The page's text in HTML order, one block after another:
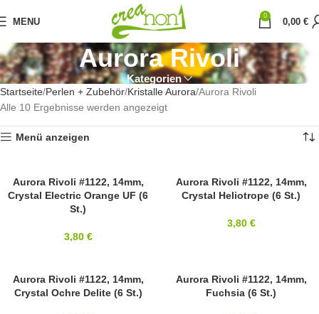
MENU
0
0,00 €
Aurora Rivoli
Kategorien
Startseite Perlen + Zubehör Kristalle Aurora Aurora Rivoli
Alle 10 Ergebnisse werden angezeigt
Menü anzeigen
18MM
AURORA
Aurora Rivoli #1122, 14mm,
Crystal Electric Orange UF (6
St.)
3,80 €
SOLD OUT
18MM
Aurora Rivoli #1122, 14mm,
Crystal Heliotrope (6 St.)
3,80 €
14MM
AURORA
Aurora Rivoli #1122, 14mm,
Crystal Ochre Delite (6 St.)
14MM
Aurora Rivoli #1122, 14mm,
Fuchsia (6 St.)